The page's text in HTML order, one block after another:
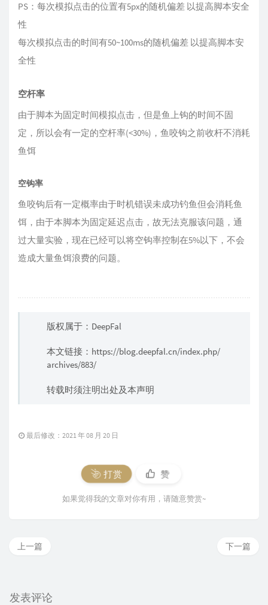
PS：每次模拟点击的位置有5px的随机偏差 以提高脚本安全
性
每次模拟点击的时间有50~100ms的随机偏差 以提高脚本安
全性
空杆率
由于脚本为固定时间模拟点击，但是鱼上钩的时间不固
定，所以会有一定的空杆率(<30%)，鱼咬钩之前收杆不消耗
鱼饵
空钩率
鱼咬钩后有一定概率由于时机错误未成功钓鱼但会消耗鱼
饵，由于本脚本为固定延迟点击，故无法克服该问题，通
过大量实验，现在已经可以将空钩率控制在5%以下，不会
造成大量鱼饵浪费的问题。
版权属于：DeepFal
本文链接： https://blog.deepfal.cn/index.php/
archives/883/
转载时须注明出处及本声明
最后修改：2021 年 08 月 20 日
打赏 赞
如果觉得我的文章对你有用，请随意赞赏~
下一篇
上一篇
发表评论